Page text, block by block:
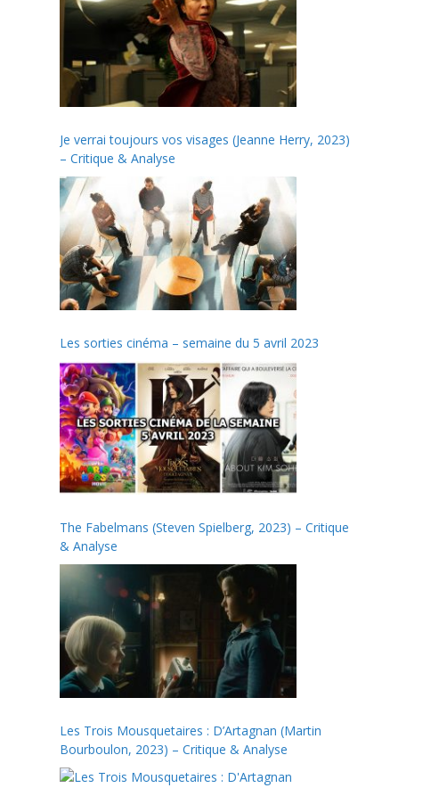
Je verrai toujours vos visages (Jeanne Herry, 2023)
– Critique & Analyse
Les sorties cinéma – semaine du 5 avril 2023
The Fabelmans (Steven Spielberg, 2023) – Critique
& Analyse
Les Trois Mousquetaires : D’Artagnan (Martin
Bourboulon, 2023) – Critique & Analyse